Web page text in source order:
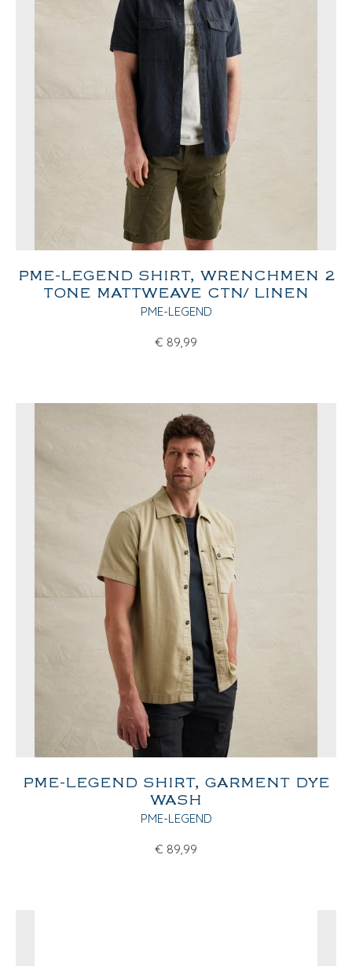
PME-LEGEND SHIRT, WRENCHMEN 2
TONE MATTWEAVE CTN/ LINEN
PME-LEGEND
€ 89,99
PME-LEGEND SHIRT, GARMENT DYE
WASH
PME-LEGEND
€ 89,99